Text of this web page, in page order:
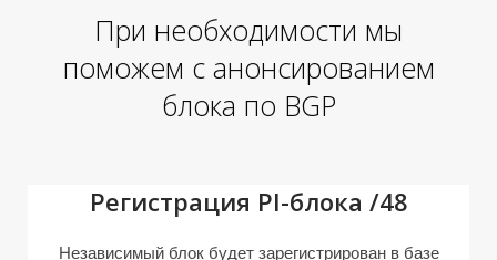
При необходимости мы
поможем с анонсированием
блока по BGP
Регистрация PI-блока /48
Независимый блок будет зарегистрирован в базе